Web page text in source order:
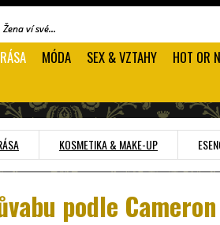
MÓDA SEX & VZTAHY
HOT OR
KOSMETIKA & MAKE-UP
podle